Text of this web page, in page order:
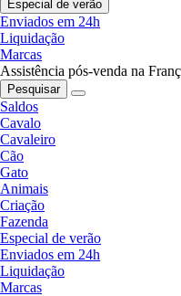
Especial de verão
Enviados em 24h
Liquidação
Marcas
Assistência pós-venda na
Pesquisar
Saldos
Cavalo
Cavaleiro
Cão
Gato
Animais
Criação
Fazenda
Especial de verão
Enviados em 24h
Liquidação
Marcas